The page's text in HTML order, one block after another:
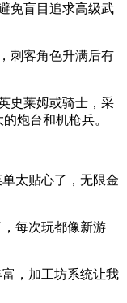
免盲目追求高级武
刺客角色升满后有
史莱姆或骑士，采
炮台和机枪兵。
太贴心了，无限金
每次玩都像新游
，加工坊系统让我